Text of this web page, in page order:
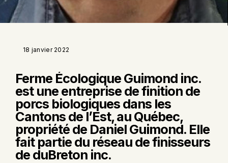
18 janvier 2022
Ferme Écologique Guimond inc.
est une entreprise de finition de
porcs biologiques dans les
Cantons de l’Est, au Québec,
propriété de Daniel Guimond. Elle
fait partie du réseau de finisseurs
de duBreton inc.